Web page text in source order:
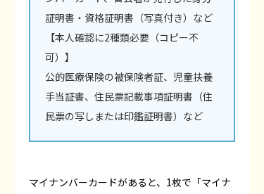
証明書・資格証明書（写真付き）など
【本人確認に2種類必要（コピー不
可）】
公的医療保険の被保険者証、児童扶養
手当証書、住民票記載事項証明書（住
民票の写しまたは印鑑証明書）など
マイナンバーカードがあると、1枚で「マイナ